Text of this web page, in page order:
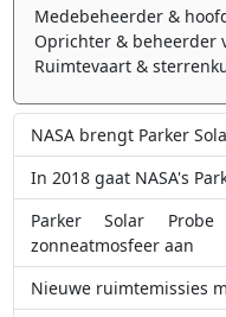
Medebeheerder &
Oprichter & beheerder
Ruimtevaart &
NASA brengt Parker
In 2018 gaat NASA's
Parker Solar
zonneatmosfeer aan
Nieuwe ruimtemissies